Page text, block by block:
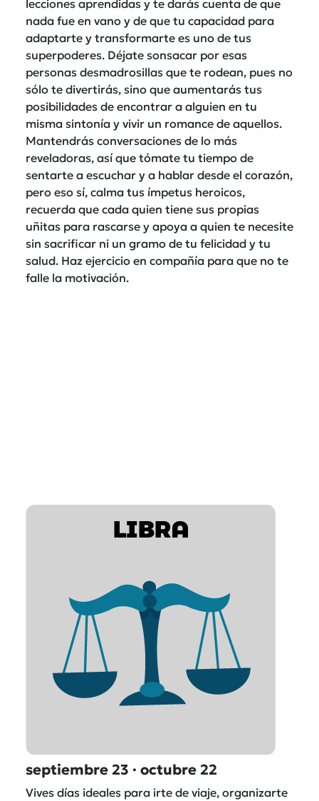
lecciones aprendidas y te darás cuenta de que
nada fue en vano y de que tu capacidad para
adaptarte y transformarte es uno de tus
superpoderes. Déjate sonsacar por esas
personas desmadrosillas que te rodean, pues no
sólo te divertirás, sino que aumentarás tus
posibilidades de encontrar a alguien en tu
misma sintonía y vivir un romance de aquellos.
Mantendrás conversaciones de lo más
reveladoras, así que tómate tu tiempo de
sentarte a escuchar y a hablar desde el corazón,
pero eso sí, calma tus ímpetus heroicos,
recuerda que cada quien tiene sus propias
uñitas para rascarse y apoya a quien te necesite
sin sacrificar ni un gramo de tu felicidad y tu
salud. Haz ejercicio en compañía para que no te
falle la motivación.
septiembre 23 · octubre 22
Vives días ideales para irte de viaje, organizarte